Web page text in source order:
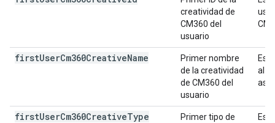
creatividad de
CM360 del
usuario
firstUserCm360CreativeName
Primer nombre
de la creatividad
de CM360 del
usuario
Es
al
firstUserCm360CreativeType
Primer tipo de
Es